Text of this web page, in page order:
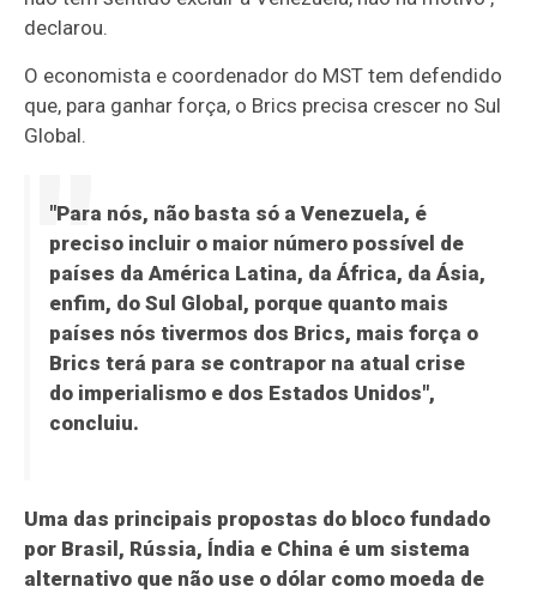
declarou.
O economista e coordenador do MST tem defendido
que, para ganhar força, o Brics precisa crescer no Sul
Global.
"Para nós, não basta só a Venezuela, é
preciso incluir o maior número possível de
países da América Latina, da África, da Ásia,
enfim, do Sul Global, porque quanto mais
países nós tivermos dos Brics, mais força o
Brics terá para se contrapor na atual crise
do imperialismo e dos Estados Unidos",
concluiu.
Uma das principais propostas do bloco fundado
por Brasil, Rússia, Índia e China é um sistema
alternativo que não use o dólar como moeda de